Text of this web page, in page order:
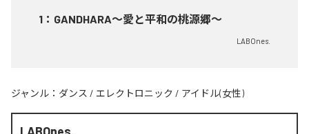
1 ： GANDHARA〜愛と平和の桃源郷〜
LABOnes.
ジャンル： ダンス / エレクトロニック / アイドル(女性)